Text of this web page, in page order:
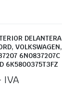
DELANTERA
VOLKSWAGEN,
6N0837207C
6K5800375T3FZ
IVA